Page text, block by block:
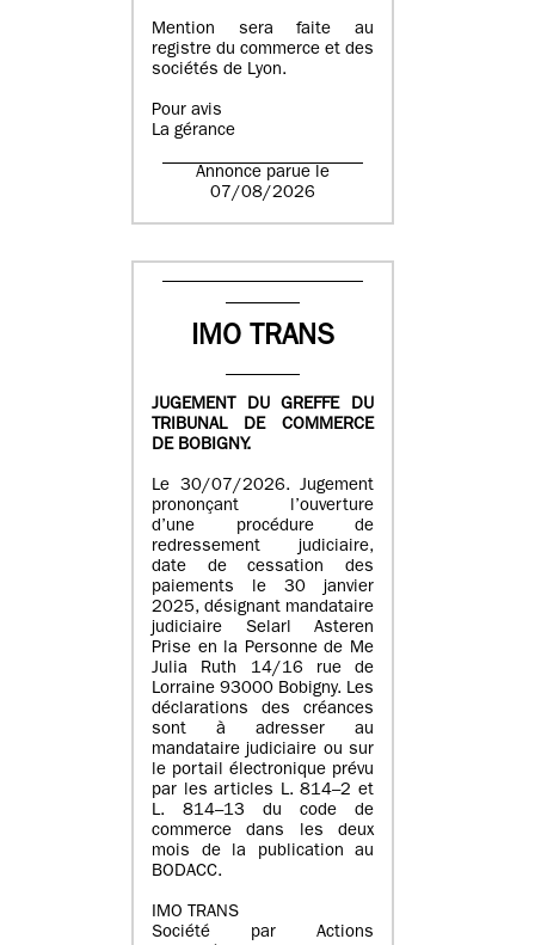
Mention sera faite au
registre du commerce et des
sociétés de Lyon.
Pour avis
La gérance
Annonce parue le
07/08/2026
IMO TRANS
JUGEMENT DU GREFFE DU
TRIBUNAL DE COMMERCE
DE BOBIGNY.
Le 30/07/2026. Jugement
prononçant l’ouverture
d’une procédure de
redressement judiciaire,
date de cessation des
paiements le 30 janvier
2025, désignant mandataire
judiciaire Selarl Asteren
Prise en la Personne de Me
Julia Ruth 14/16 rue de
Lorraine 93000 Bobigny. Les
déclarations des créances
sont à adresser au
mandataire judiciaire ou sur
le portail électronique prévu
par les articles L. 814–2 et
L. 814–13 du code de
commerce dans les deux
mois de la publication au
BODACC.
IMO TRANS
Société par Actions